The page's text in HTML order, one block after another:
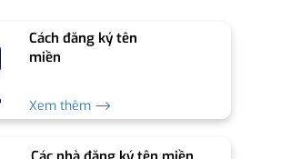
Cách đăng ký tên
miền
Xem thêm ⟶